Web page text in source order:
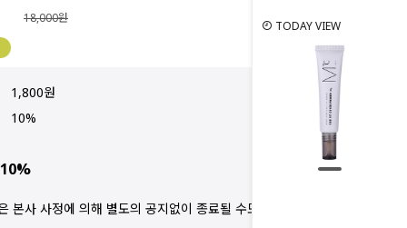
TODAY VIEW
18,000원
1,800원
10%
본사 사정에 의해 별도의 공지없이 종료될 수도 있습니다.